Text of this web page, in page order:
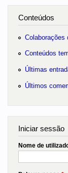
Conteúdos
Colaborações
Conteúdos
Últimas
Últimos
Iniciar sessão
Nome de